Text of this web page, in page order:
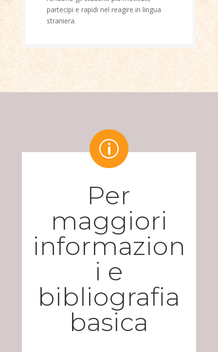
partecipi e rapidi nel reagire in lingua
straniera.
p
Per
maggiori
informazion
i e
bibliografia
basica